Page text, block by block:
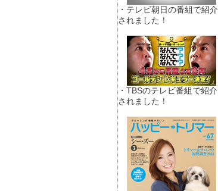
・テレビ朝日の番組で紹介
されました！
・TBSのテレビ番組で紹介
されました！